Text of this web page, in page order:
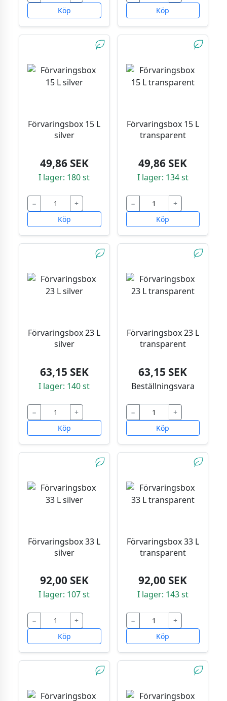
Köp
Köp
Förvaringsbox 15 L
silver
49,86 SEK
I lager: 180 st
−
+
Köp
Förvaringsbox 15 L
transparent
49,86 SEK
I lager: 134 st
−
+
Köp
Förvaringsbox 23 L
silver
63,15 SEK
I lager: 140 st
−
+
Köp
Förvaringsbox 23 L
transparent
63,15 SEK
Beställningsvara
−
+
Köp
Förvaringsbox 33 L
silver
92,00 SEK
I lager: 107 st
−
+
Köp
Förvaringsbox 33 L
transparent
92,00 SEK
I lager: 143 st
−
+
Köp